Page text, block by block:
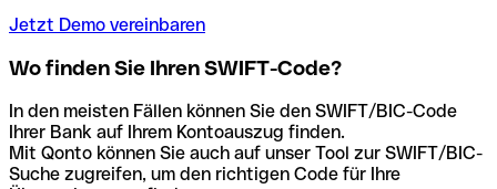
Jetzt Demo vereinbaren
Wo finden Sie Ihren SWIFT-Code?
In den meisten Fällen können Sie den SWIFT/BIC-Code
Ihrer Bank auf Ihrem Kontoauszug finden.
Mit Qonto können Sie auch auf unser Tool zur SWIFT/BIC-
Suche zugreifen, um den richtigen Code für Ihre